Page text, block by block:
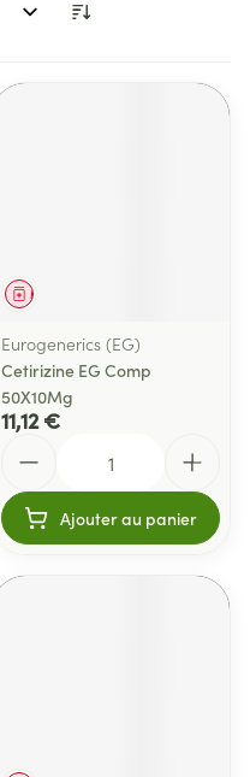
Médicament
Eurogenerics (EG)
Cetirizine EG Comp
50X10Mg
11,12 €
Ajouter au panier